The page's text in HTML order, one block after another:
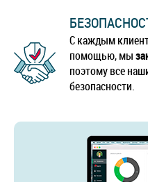
С каждым
помощью, мы
поэтому все
безопасности.